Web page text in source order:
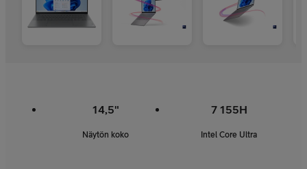
14,5"
Näytön koko
7 155H
Intel Core Ultra